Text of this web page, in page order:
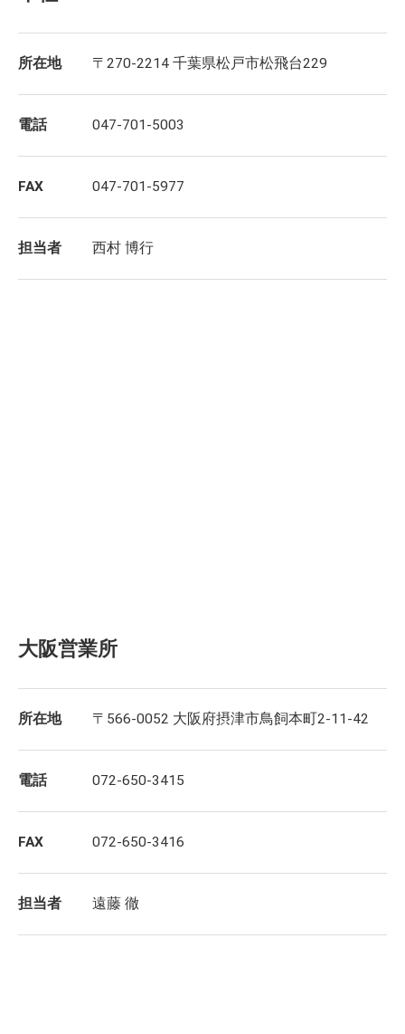
所在地 〒270-2214 千葉県松戸市松飛台229
電話 047-701-5003
FAX 047-701-5977
担当者 西村 博行
大阪営業所
所在地 〒566-0052 大阪府摂津市鳥飼本町2-11-42
電話 072-650-3415
FAX 072-650-3416
担当者 遠藤 徹